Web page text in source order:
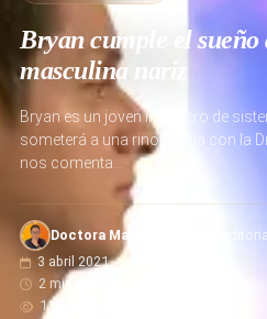
Bryan cumple el
masculina nariz
Bryan es un joven ingeniero de
someterá a una rinoplastia con la
nos comenta…
Doctora Martinez
· Equipo
3 abril 2021
2 min de lectura
115 lecturas